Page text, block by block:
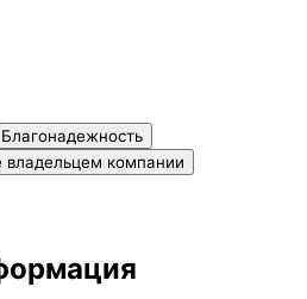
Благонадежность
компании